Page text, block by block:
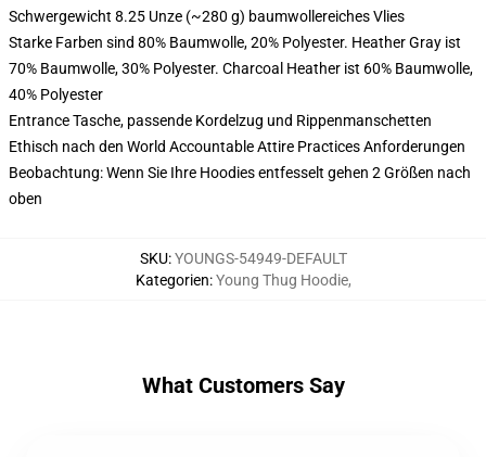
Schwergewicht 8.25 Unze (~280 g) baumwollereiches Vlies
Starke Farben sind 80% Baumwolle, 20% Polyester. Heather Gray ist
70% Baumwolle, 30% Polyester. Charcoal Heather ist 60% Baumwolle,
40% Polyester
Entrance Tasche, passende Kordelzug und Rippenmanschetten
Ethisch nach den World Accountable Attire Practices Anforderungen
Beobachtung: Wenn Sie Ihre Hoodies entfesselt gehen 2 Größen nach
oben
SKU:YOUNGS-54949-DEFAULT
Kategorien:Young Thug Hoodie,
What Customers Say